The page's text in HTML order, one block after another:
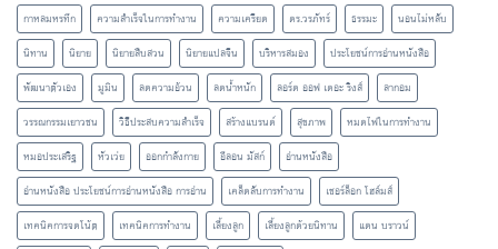
กาหลมหรทึก
ความสำเร็จในการทำงาน ความเครียด ดร.วรภัทร์ ธรรมะ
นอนไม่หลับ
นิทาน
นิยาย นิยายสืบสวน นิยายแปลจีน บริหารสมอง
ประโยชน์การอ่านหนังสือ
พัฒนาตัวเอง
มูมิน ลดความอ้วน ลดน้ำหนัก ลอร์ด ออฟ เดอะ ริงส์
ลากอม
วรรณกรรมเยาวชน
วิธีประสบความสำเร็จ สร้างแบรนด์ สุขภาพ
หมดไฟในการทำงาน
หมอประเสริฐ
หัวเว่ย ออกกำลังกาย อีลอน มัสก์
อ่านหนังสือ
อ่านหนังสือ ประโยชน์การอ่านหนังสือ การอ่าน
เคล็ดลับการทำงาน
เชอร์ล็อก โฮล์มส์
เทคนิคการจดโน้ต
เทคนิคการทำงาน เลี้ยงลูก เลี้ยงลูกด้วยนิทาน
แดน บราวน์